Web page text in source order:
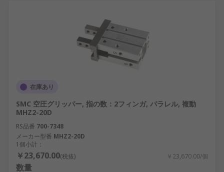
在庫あり
SMC 空圧グリッパー, 指の数：2フィンガ, パラレル, 複動
MHZ2-20D
RS品番 700-7348
メーカー型番 MHZ2-20D
1個小計：
￥23,670.00(税抜) ￥23,670.00/個
数量